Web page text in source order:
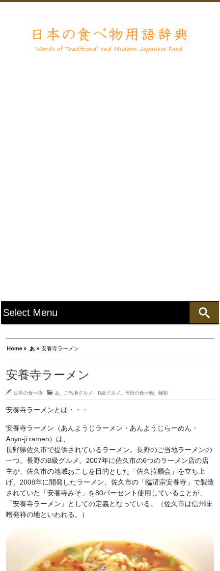
Home » あ » 安養寺ラーメン
安養寺ラーメン
日本の食べ物 あ ご当地グルメ B級グルメ 長野の食べ物 麺類
安養寺ラーメンとは・・・
安養寺ラーメン（あんようじラーメン・あんようじらーめん・
Anyo-ji ramen）は、
長野県佐久市で提供されているラーメン。長野のご当地ラーメンの
一つ。長野のB級グルメ。2007年に佐久市の6つのラーメン店の店
主が、佐久市の地域おこしを目的とした「佐久拉麺会」を立ち上
げ、2008年に開発したラーメン。佐久市の「臨済宗安養寺」で製造
されていた「安養寺みそ」を80パーセント使用していることが、
「安養寺ラーメン」としての定義となっている。（佐久市は信州味
噌発祥の地といわれる。）